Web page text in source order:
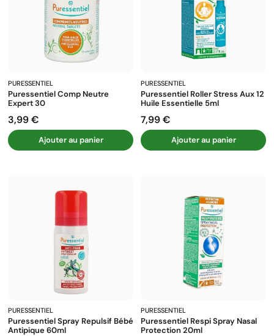
PURESSENTIEL
Puressentiel Comp Neutre
Expert 30
Prix
3,99 €
Ajouter au panier
PURESSENTIEL
Puressentiel Roller Stress Aux 12
Huile Essentielle 5ml
Prix
7,99 €
Ajouter au panier
PURESSENTIEL
Puressentiel Spray Repulsif Bébé
Antipique 60ml
PURESSENTIEL
Puressentiel Respi Spray Nasal
Protection 20ml